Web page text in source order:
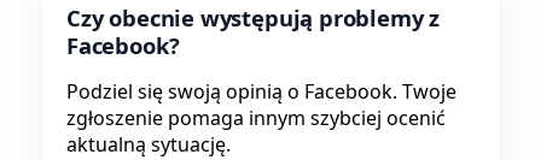
Czy obecnie występują problemy z
Facebook?
Podziel się swoją opinią o Facebook. Twoje
zgłoszenie pomaga innym szybciej ocenić
aktualną sytuację.